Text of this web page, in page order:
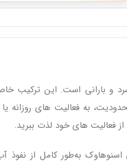
یک انتخاب ایده‌آل برای فصل‌ های سرد و بارانی است. این
به فعالیت‌ های روزانه یا
فعالیت‌ های خود لذت ببرید.
اسنوهاوک به‌طور کامل از